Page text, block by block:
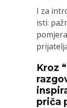
I za
isti:
Kroz
priča